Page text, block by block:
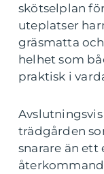
skötselplan
uteplatser
gräsmatta
helhet som
praktisk i
trädgården
snarare än ett